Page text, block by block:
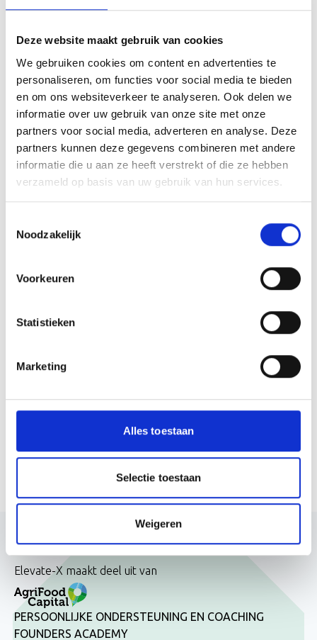
Deze website maakt gebruik van cookies
We gebruiken cookies om content en advertenties te
personaliseren, om functies voor social media te bieden
en om ons websiteverkeer te analyseren. Ook delen we
informatie over uw gebruik van onze site met onze
partners voor social media, adverteren en analyse. Deze
partners kunnen deze gegevens combineren met andere
informatie die u aan ze heeft verstrekt of die ze hebben
verzameld op basis van uw gebruik van hun services.
Noodzakelijk
Voorkeuren
Statistieken
Marketing
Alles toestaan
Selectie toestaan
Weigeren
Over
Jam Inc. is dé ideale voedingsbodem voor
startups in food. De nieuwe generatie food-
ondernemers wordt er op weg geholpen met
kennis, financiering en een sterk
foodnetwerk. Bij deze co-working space van
150 m², gevestigd binnen Jamfabriek, vind je
alles om goed te kunnen werken. Een vaste
werkplek, maar ook de vergaderzitjes en
socializing spots zijn te gebruiken. Daarnaast
Jamfabriek, Home to the future of food, to
proefkeuken en zelfs sport en ontspanning.
Elevate-X maakt deel uit van
PERSOONLIJKE ONDERSTEUNING EN COACHING
FOUNDERS ACADEMY